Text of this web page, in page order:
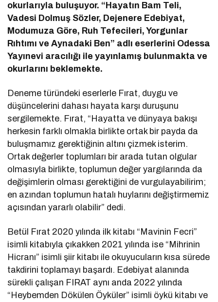
okurlarıyla buluşuyor. “Hayatın Bam Teli,
Vadesi Dolmuş Sözler, Dejenere Edebiyat,
Modumuza Göre, Ruh Tefecileri, Yorgunlar
Rıhtımı ve Aynadaki Ben” adlı eserlerini Odessa
Yayınevi aracılığı ile yayınlamış bulunmakta ve
okurlarını beklemekte.
Deneme türündeki eserlerle Fırat, duygu ve
düşüncelerini dahası hayata karşı duruşunu
sergilemekte. Fırat, “Hayatta ve dünyaya bakışı
herkesin farklı olmakla birlikte ortak bir payda da
buluşmamız gerektiğinin altını çizmek isterim.
Ortak değerler toplumları bir arada tutan olgular
olmasıyla birlikte, toplumun değer yargılarında da
değişimlerin olması gerektiğini de vurgulayabilirim;
en azından toplumun hatalı huylarını değiştirmemiz
açısından yararlı olabilir” dedi.
Betül Fırat 2020 yılında ilk kitabı “Mavinin Fecri”
isimli kitabıyla çıkakken 2021 yılında ise “Mihrinin
Hicranı” isimli şiir kitabı ile okuyucuların kısa sürede
takdirini toplamayı başardı. Edebiyat alanında
sürekli çalışan FIRAT aynı anda 2022 yılında
“Heybemden Dökülen Öyküler” isimli öykü kitabı ve